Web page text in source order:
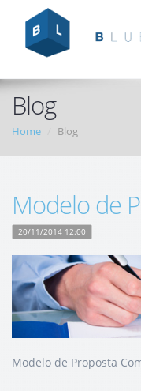
Blog
Home Blog
Modelo de
20/11/2014 12:00
Modelo de Proposta